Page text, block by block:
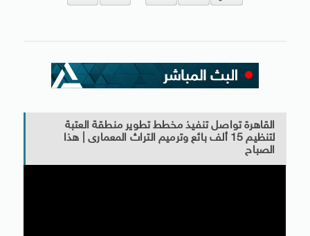
القاهرة تواصل تنفيذ مخطط تطوير منطقة العتبة
لتنظيم 15 ألف بائع وترميم التراث المعمارى | هذا
الصباح